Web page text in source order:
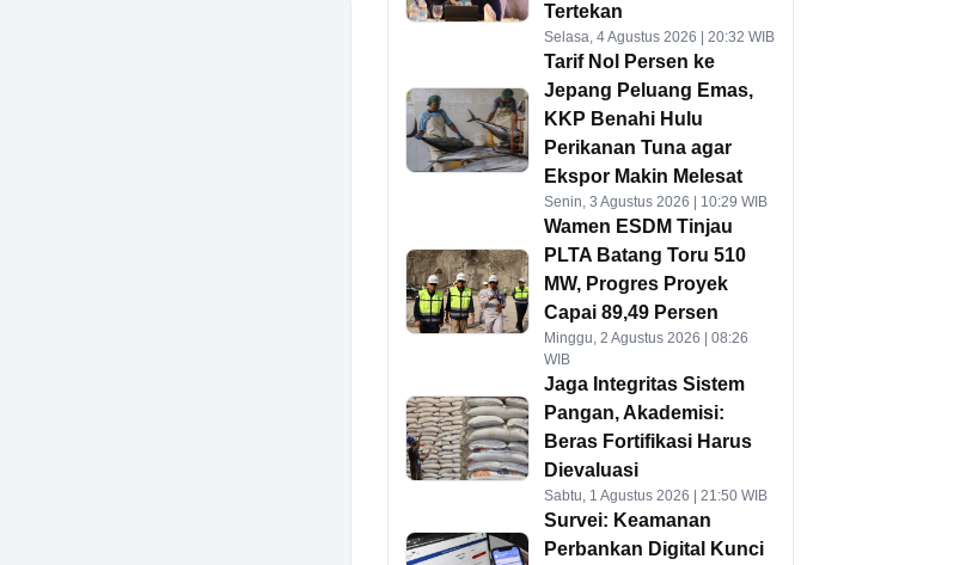
Tertekan
Selasa, 4 Agustus 2026 | 20:32 WIB
Tarif Nol Persen ke
Jepang Peluang Emas,
KKP Benahi Hulu
Perikanan Tuna agar
Ekspor Makin Melesat
Senin, 3 Agustus 2026 | 10:29 WIB
Wamen ESDM Tinjau
PLTA Batang Toru 510
MW, Progres Proyek
Capai 89,49 Persen
Minggu, 2 Agustus 2026 | 08:26
WIB
Jaga Integritas Sistem
Pangan, Akademisi:
Beras Fortifikasi Harus
Dievaluasi
Sabtu, 1 Agustus 2026 | 21:50 WIB
Survei: Keamanan
Perbankan Digital Kunci